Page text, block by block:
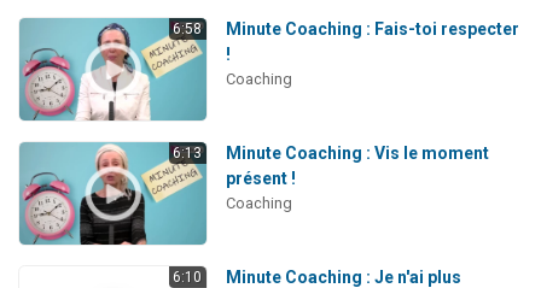
6:58
Minute Coaching : Fais-toi respecter
!
Coaching
6:13
Minute Coaching : Vis le moment
présent !
Coaching
6:10
Minute Coaching : Je n'ai plus